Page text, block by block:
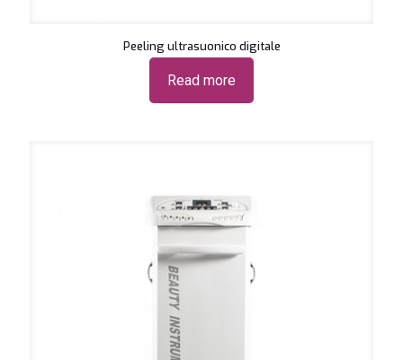
Peeling ultrasuonico digitale
Read more